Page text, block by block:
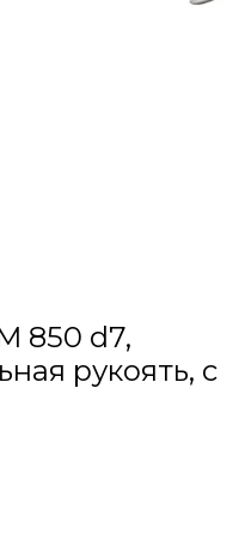
850 d7,
рукоять, с